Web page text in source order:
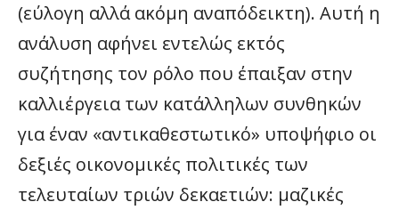
(εύλογη αλλά ακόμη αναπόδεικτη). Αυτή η
ανάλυση αφήνει εντελώς εκτός
συζήτησης τον ρόλο που έπαιξαν στην
καλλιέργεια των κατάλληλων συνθηκών
για έναν «αντικαθεστωτικό» υποψήφιο οι
δεξιές οικονομικές πολιτικές των
τελευταίων τριών δεκαετιών: μαζικές